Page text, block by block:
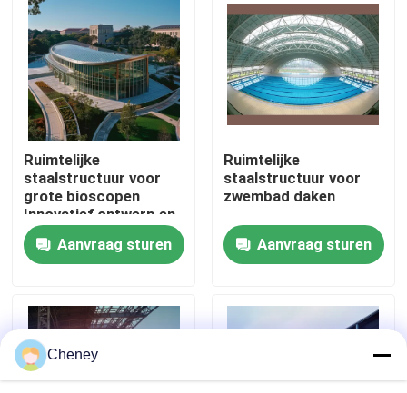
Fabrieksreis
Kwaliteitscontrole
Contacteer ons
Nieuws
Gevallen
staal ruimtekaders
Ruimtekaderbundel
Ruimtelijke
staalstructuur voor
grote bioscopen
Innovatief ontwerp en
structurele integriteit
Aanvraag sturen
Ruimtelijke
staalstructuur voor
zwembad daken
Aanvraag sturen
Cheney